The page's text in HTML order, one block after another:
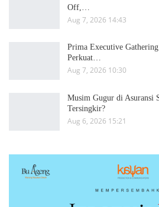
Off,…
Aug 7, 2026 14:43
Prima Executive
Perkuat…
Aug 7, 2026 10:30
Musim Gugur di Asuransi
Tersingkir?
Aug 6, 2026 15:21